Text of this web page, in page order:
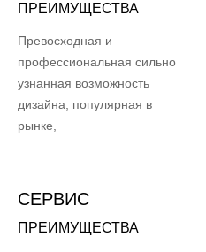
ПРЕИМУЩЕСТВА
Превосходная и
профессиональная сильно
узнанная возможность
дизайна, популярная в
рынке,
СЕРВИС
ПРЕИМУЩЕСТВА